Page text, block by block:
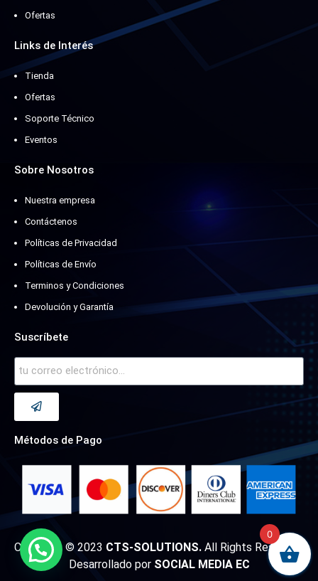
Ofertas
Links de Interés
Tienda
Ofertas
Soporte Técnico
Eventos
Sobre Nosotros
Nuestra empresa
Contáctenos
Políticas de Privacidad
Políticas de Envío
Terminos y Condiciones
Devolución y Garantía
Suscríbete
Métodos de Pago
Copyright © 2023 CTS-SOLUTIONS.All Rights Reserved.
Desarrollado por SOCIAL MEDIA EC
0